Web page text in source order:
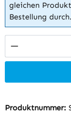
gleichen
Bestellung durch.
Produkt
Produktnummer: